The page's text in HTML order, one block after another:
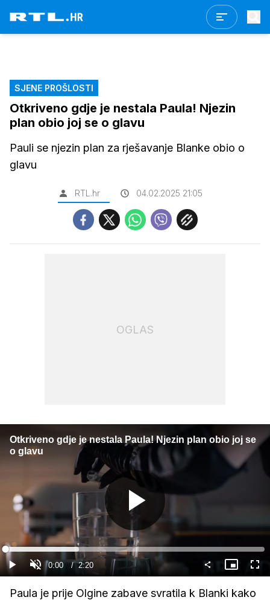
SJENE PROŠLOSTI
Otkriveno gdje je nestala Paula! Njezin
plan obio joj se o glavu
Pauli se njezin plan za rješavanje Blanke obio o
glavu
RTL.hr 04.02.2025 21:05
OGLAS
Otkriveno gdje je nestala Paula! Njezin plan obio joj se
o glavu
Gledaj
GledajUpali
zvuk
Current
Time
0:00 / Duration
2:20
Loaded:
28.33%
Slika
u
Paula je prije Olgine zabave svratila k Blanki kako